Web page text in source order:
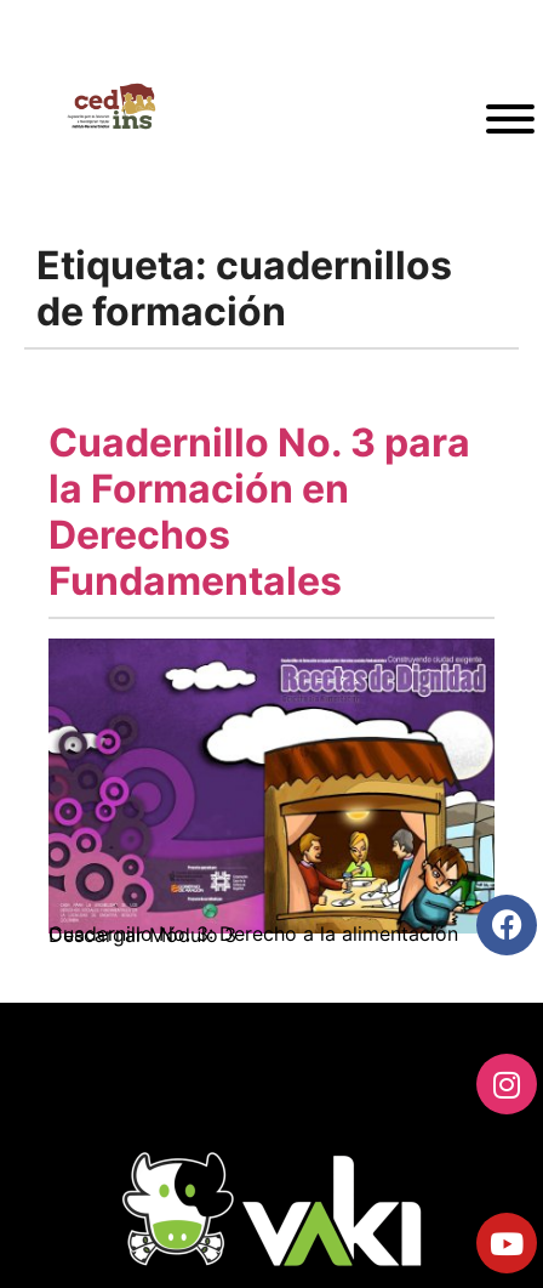
Etiqueta: cuadernillos
de formación
Cuadernillo No. 3 para
la Formación en
Derechos
Fundamentales
Cuadernillo No. 3: Derecho a la alimentación Descargar Módulo 3